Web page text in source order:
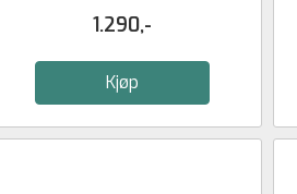
1.290,-
Kjøp